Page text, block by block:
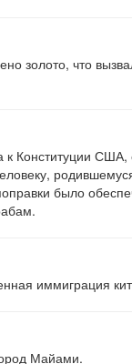
золото, что
к Конституции
было
иммиграция
Майами.